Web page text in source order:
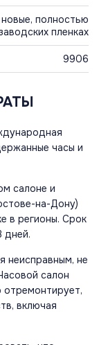
полностью
пленках
9906
часы и
салоне и
на-Дону)
в регионы. Срок
дней.
неисправным, не
салон
отремонтирует,
включая